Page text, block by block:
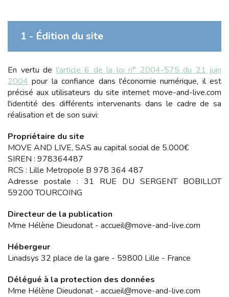
1 - Édition du site
En vertu de l'article 6 de la loi n° 2004-575 du 21 juin
2004 pour la confiance dans l'économie numérique, il est
précisé aux utilisateurs du site internet move-and-live.com
l'identité des différents intervenants dans le cadre de sa
réalisation et de son suivi:
Propriétaire du site
MOVE AND LIVE, SAS au capital social de 5.000€
SIREN : 978364487
RCS : Lille Metropole B 978 364 487
Adresse postale : 31 RUE DU SERGENT BOBILLOT
59200 TOURCOING
Directeur de la publication
Mme Hélène Dieudonat - accueil@move-and-live.com
Hébergeur
Linadsys 32 place de la gare - 59800 Lille - France
Délégué à la protection des données
Mme Hélène Dieudonat - accueil@move-and-live.com